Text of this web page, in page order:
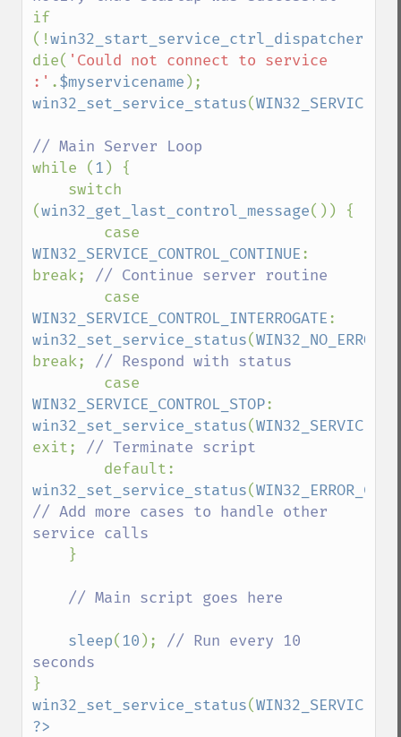
if
(!win32_start_service_ctrl_dispatcher
die( 'Could not connect to service
:' .$myservicename
win32_set_service_status(
while ( 1 ) {
(win32_get_last_control_message()) {
WIN32_SERVICE_CONTROL_CONTINUE:
break; // Continue server routine
WIN32_SERVICE_CONTROL_INTERROGATE
win32_set_service_status(WIN32_NO_ERROR
break; // Respond with status
WIN32_SERVICE_CONTROL_STOP
win32_set_service_status(
exit; // Terminate script
win32_set_service_status(
// Add more cases to handle other
service calls
}
// Main script goes here
sleep( 10 ); // Run every 10
win32_set_service_status(
?>